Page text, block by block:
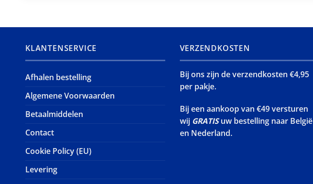
KLANTENSERVICE
Afhalen bestelling
Algemene Voorwaarden
Betaalmiddelen
Contact
Cookie Policy (EU)
Levering
VERZENDKOSTEN
Bij ons zijn de verzendkosten €4,95
per pakje.
Bij een aankoop van €49 versturen
wij GRATISuw bestelling naar België
en Nederland.